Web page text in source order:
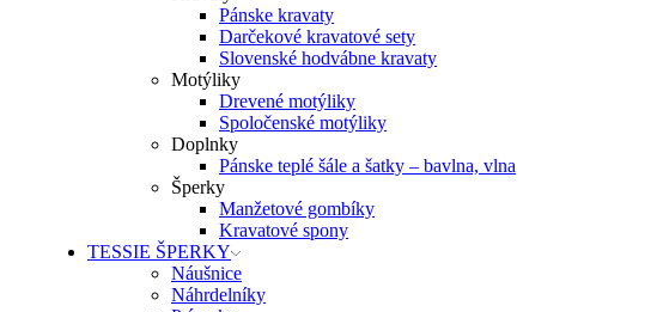
Pánske kravaty
Darčekové kravatové sety
Slovenské hodvábne kravaty
Motýliky
Drevené motýliky
Spoločenské motýliky
Doplnky
Pánske teplé šále a šatky – bavlna, vlna
Šperky
Manžetové gombíky
Kravatové spony
TESSIE ŠPERKY
Náušnice
Náhrdelníky